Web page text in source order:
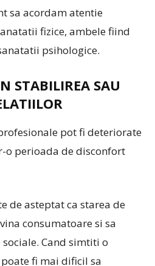
sa acordam atentie
fizice, ambele fiind
psihologice.
STABILIREA SAU
pot fi deteriorate
o perioada de disconfort
de asteptat ca starea de
consumatoare si sa
Cand simtiti o
fi mai dificil sa